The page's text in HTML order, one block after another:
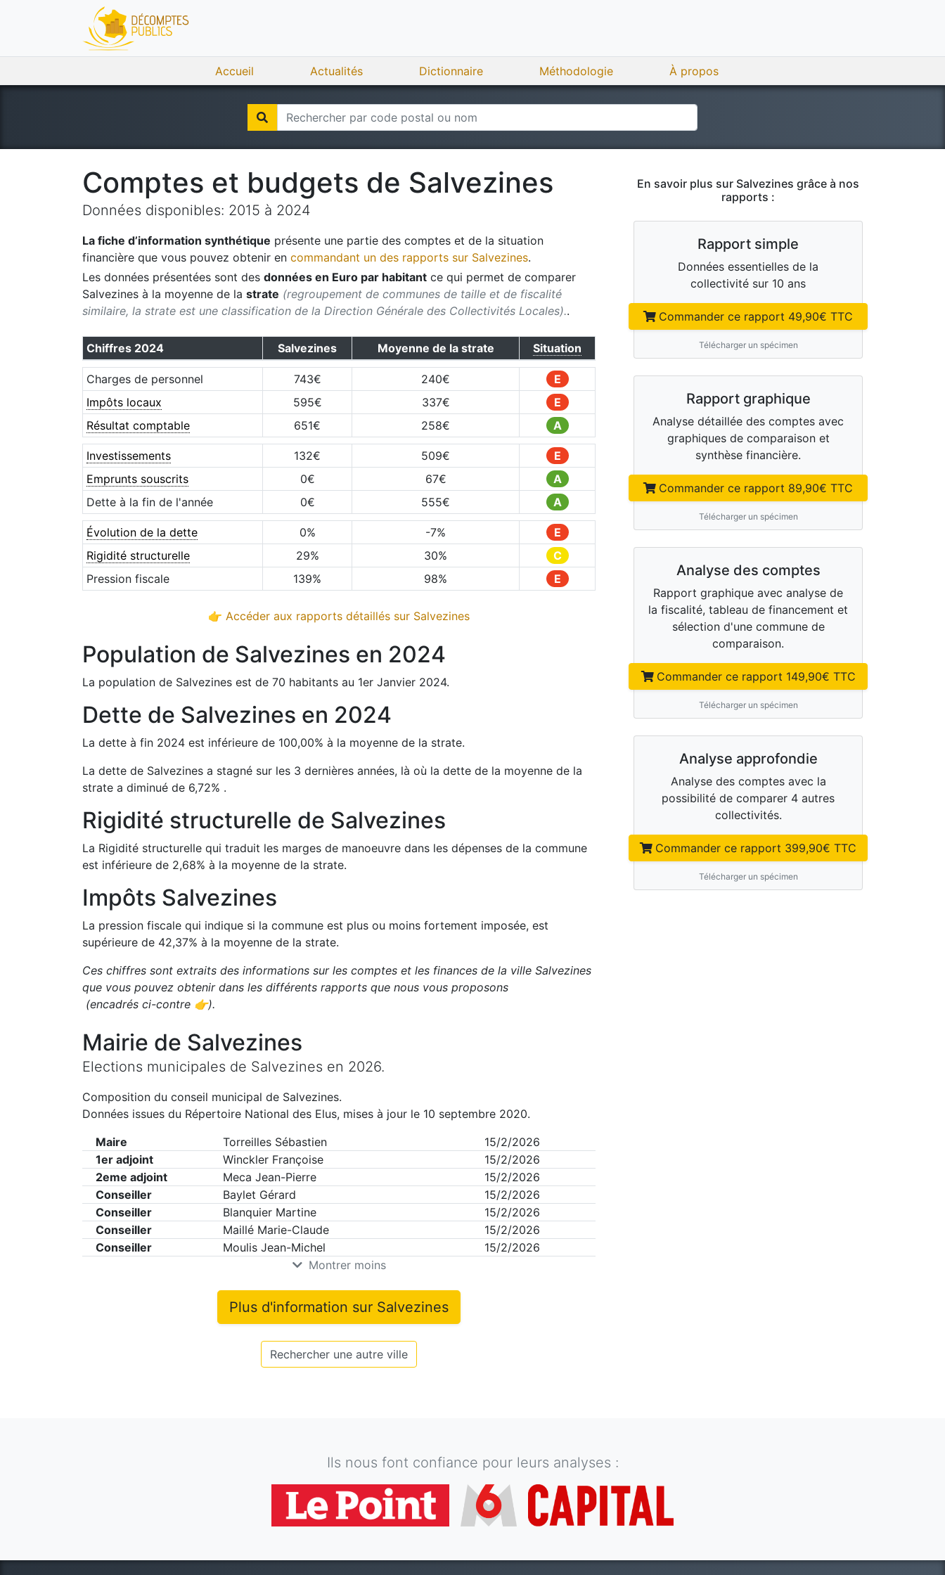
Accueil Actualités Dictionnaire Méthodologie À propos
Comptes et budgets de Salvezines
Données disponibles: 2015 à 2024
La fiche d’information synthétique présente une partie des comptes et de la situation
financière que vous pouvez obtenir en commandant un des rapports sur Salvezines.
Les données présentées sont des données en Euro par habitant ce qui permet de comparer
Salvezines à la moyenne de la strate (regroupement de communes de taille et de fiscalité
similaire, la strate est une classification de la Direction Générale des Collectivités Locales)..
Chiffres 2024 Salvezines Moyenne de la strate Situation
Charges de personnel 743€ 240€
E
Impôts locaux
595€ 337€
E
Résultat comptable
651€ 258€ A
Investissements 132€ 509€
E
Emprunts souscrits
0€ 67€
A
Dette à la fin de l'année
0€ 555€ A
Évolution de la dette 0% -7%
E
Rigidité structurelle
29% 30%
C
Pression fiscale
139% 98% E
👉 Accéder aux rapports détaillés sur Salvezines
Population de Salvezines en 2024
La population de Salvezines est de 70 habitants au 1er Janvier 2024.
Dette de Salvezines en 2024
La dette à fin 2024 est inférieure de 100,00% à la moyenne de la strate.
La dette de Salvezines a stagné sur les 3 dernières années, là où la dette de la moyenne de la
strate a diminué de 6,72% .
Rigidité structurelle de Salvezines
La Rigidité structurelle qui traduit les marges de manoeuvre dans les dépenses de la commune
est inférieure de 2,68% à la moyenne de la strate.
Impôts Salvezines
La pression fiscale qui indique si la commune est plus ou moins fortement imposée, est
supérieure de 42,37% à la moyenne de la strate.
Ces chiffres sont extraits des informations sur les comptes et les finances de la ville Salvezines
que vous pouvez obtenir dans les différents rapports que nous vous proposons
(encadrés ci-contre 👉).
Mairie de Salvezines
Elections municipales de Salvezines en 2026.
Composition du conseil municipal de Salvezines.
Données issues du Répertoire National des Elus, mises à jour le 10 septembre 2020.
Maire
Torreilles Sébastien
15/2/2026
1er adjoint
Winckler Françoise
15/2/2026
2eme adjoint
Meca Jean-Pierre
15/2/2026
Conseiller
Baylet Gérard
15/2/2026
Conseiller
Blanquier Martine
15/2/2026
Conseiller
Maillé Marie-Claude
15/2/2026
Conseiller
Moulis Jean-Michel
15/2/2026
Montrer moins
Plus d'information sur Salvezines
Rechercher une autre ville
En savoir plus sur Salvezines grâce à nos
rapports :
Rapport simple
Données essentielles de la
collectivité sur 10 ans
Commander ce rapport 49,90€ TTC
Télécharger un spécimen
Rapport graphique
Analyse détaillée des comptes avec
graphiques de comparaison et
synthèse financière.
Commander ce rapport 89,90€ TTC
Télécharger un spécimen
Analyse des comptes
Rapport graphique avec analyse de
la fiscalité, tableau de financement et
sélection d'une commune de
comparaison.
Commander ce rapport 149,90€ TTC
Télécharger un spécimen
Analyse approfondie
Analyse des comptes avec la
possibilité de comparer 4 autres
collectivités.
Commander ce rapport 399,90€ TTC
Télécharger un spécimen
Ils nous font confiance pour leurs analyses :